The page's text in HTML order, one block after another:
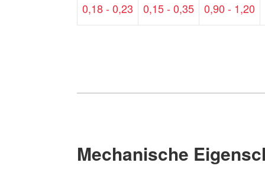
0,18 - 0,23 0,15 - 0,35 0,90 - 1,20
Mechanische